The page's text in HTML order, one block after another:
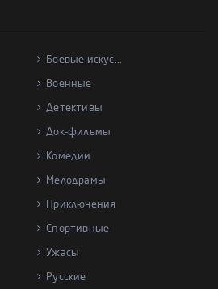
Боевые искус...
Военные
Детективы
Док-фильмы
Комедии
Мелодрамы
Приключения
Спортивные
Ужасы
Русские